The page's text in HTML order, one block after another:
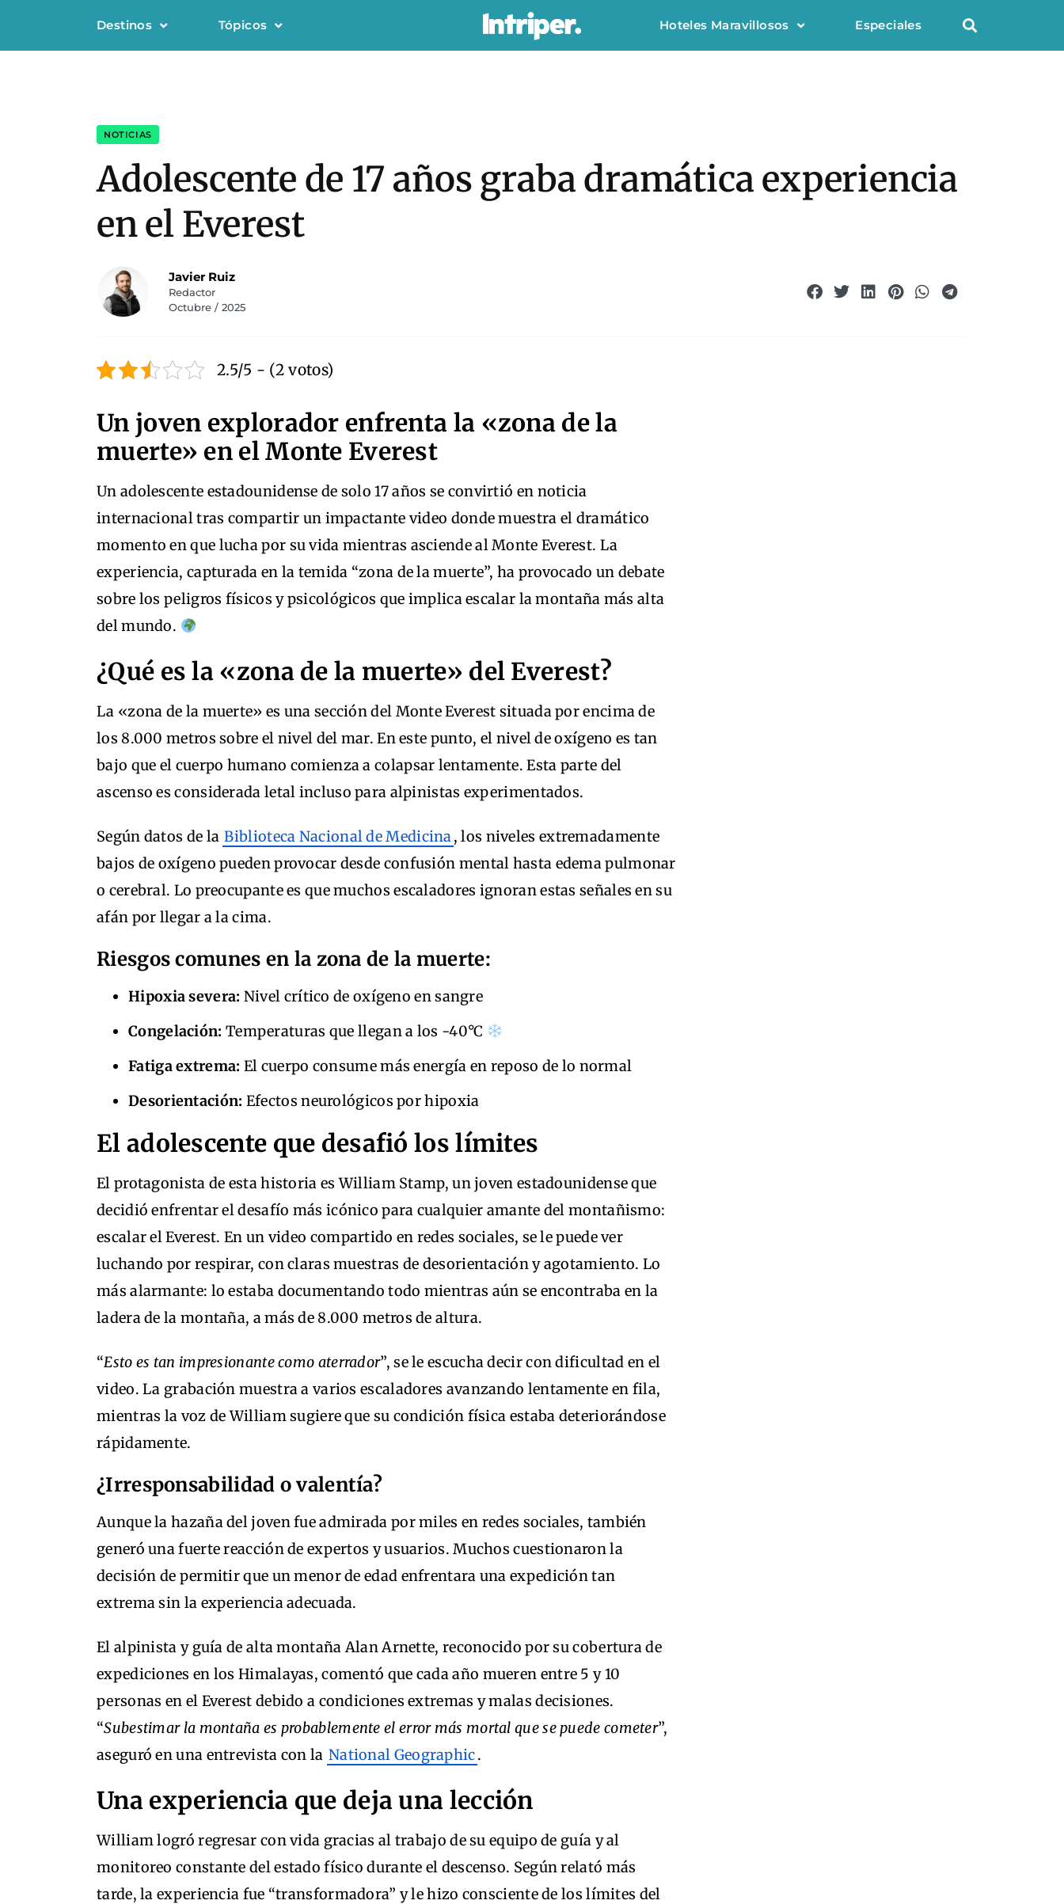
Destinos Tópicos Hoteles Maravillosos Especiales
NOTICIAS
Adolescente de 17 años graba dramática experiencia
en el Everest
Javier Ruiz
Redactor
Octubre / 2025
2.5/5 - (2 votos)
Un joven explorador enfrenta la «zona de la
muerte» en el Monte Everest
Un adolescente estadounidense de solo 17 años se convirtió en noticia
internacional tras compartir un impactante video donde muestra el dramático
momento en que lucha por su vida mientras asciende al Monte Everest. La
experiencia, capturada en la temida “zona de la muerte”, ha provocado un debate
sobre los peligros físicos y psicológicos que implica escalar la montaña más alta
del mundo.
¿Qué es la «zona de la muerte» del Everest?
La «zona de la muerte» es una sección del Monte Everest situada por encima de
los 8.000 metros sobre el nivel del mar. En este punto, el nivel de oxígeno es tan
bajo que el cuerpo humano comienza a colapsar lentamente. Esta parte del
ascenso es considerada letal incluso para alpinistas experimentados.
Según datos de la Biblioteca Nacional de Medicina, los niveles extremadamente
bajos de oxígeno pueden provocar desde confusión mental hasta edema pulmonar
o cerebral. Lo preocupante es que muchos escaladores ignoran estas señales en su
afán por llegar a la cima.
Riesgos comunes en la zona de la muerte:
Hipoxia severa: Nivel crítico de oxígeno en sangre
Congelación: Temperaturas que llegan a los -40°C
Fatiga extrema: El cuerpo consume más energía en reposo de lo normal
Desorientación: Efectos neurológicos por hipoxia
El adolescente que desafió los límites
El protagonista de esta historia es William Stamp, un joven estadounidense que
decidió enfrentar el desafío más icónico para cualquier amante del montañismo:
escalar el Everest. En un video compartido en redes sociales, se le puede ver
luchando por respirar, con claras muestras de desorientación y agotamiento. Lo
más alarmante: lo estaba documentando todo mientras aún se encontraba en la
ladera de la montaña, a más de 8.000 metros de altura.
“Esto es tan impresionante como aterrador”, se le escucha decir con dificultad en el
video. La grabación muestra a varios escaladores avanzando lentamente en fila,
mientras la voz de William sugiere que su condición física estaba deteriorándose
rápidamente.
¿Irresponsabilidad o valentía?
Aunque la hazaña del joven fue admirada por miles en redes sociales, también
generó una fuerte reacción de expertos y usuarios. Muchos cuestionaron la
decisión de permitir que un menor de edad enfrentara una expedición tan
extrema sin la experiencia adecuada.
El alpinista y guía de alta montaña Alan Arnette, reconocido por su cobertura de
expediciones en los Himalayas, comentó que cada año mueren entre 5 y 10
personas en el Everest debido a condiciones extremas y malas decisiones.
“Subestimar la montaña es probablemente el error más mortal que se puede cometer”,
aseguró en una entrevista con la National Geographic.
Una experiencia que deja una lección
William logró regresar con vida gracias al trabajo de su equipo de guía y al
monitoreo constante del estado físico durante el descenso. Según relató más
tarde, la experiencia fue “transformadora” y le hizo consciente de los límites del